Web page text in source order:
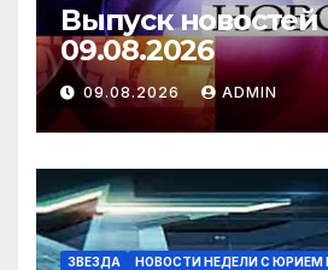
Выпуск новостей
09.08.2026
09.08.2026 ADMIN
ЗВЕЗДА НОВОСТИ НЕДЕЛИ С